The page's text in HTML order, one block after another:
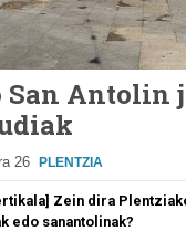
San Antolin
26 PLENTZIA
Zein dira
edo sanantolinak?